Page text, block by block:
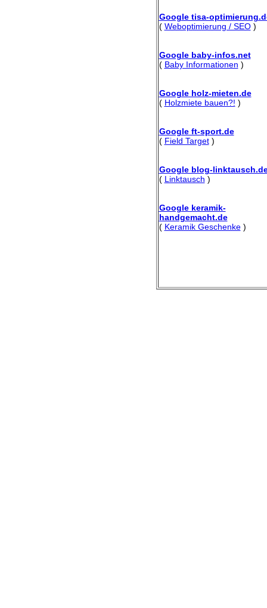
Google tisa-
( Weboptimierung / SEO)
Google baby-infos.net
( Baby Informationen )
Google holz-mieten.de
( Holzmiete bauen?! )
Google ft-sport.de
( Field Target)
Google blog-
( Linktausch )
Google keramik-
handgemacht.de
( Keramik Geschenke)